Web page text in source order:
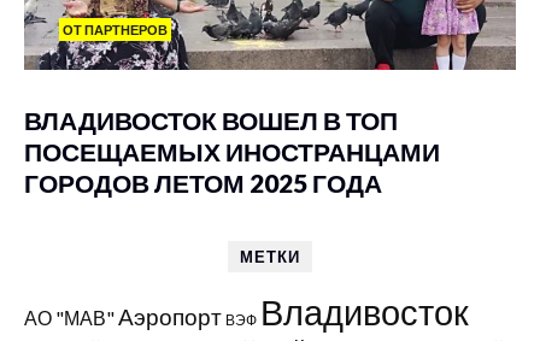
ОТ ПАРТНЕРОВ
ВЛАДИВОСТОК ВОШЕЛ В ТОП
ПОСЕЩАЕМЫХ ИНОСТРАНЦАМИ
ГОРОДОВ ЛЕТОМ 2025 ГОДА
МЕТКИ
АО "МАВ"Аэропорт ВЭФ Владивосток